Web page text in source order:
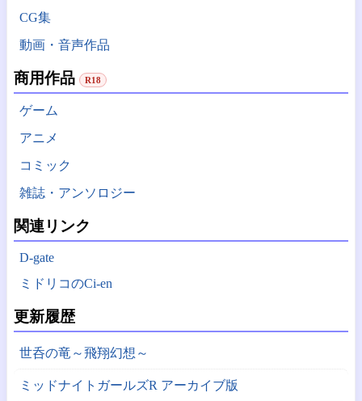
CG集
動画・音声作品
商用作品 R18
ゲーム
アニメ
コミック
雑誌・アンソロジー
関連リンク
D-gate
ミドリコのCi-en
更新履歴
世呑の竜～飛翔幻想～
ミッドナイトガールズR アーカイブ版